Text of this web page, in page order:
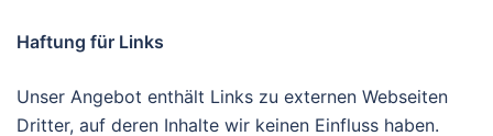
Haftung für Links
Unser Angebot enthält Links zu externen Webseiten
Dritter, auf deren Inhalte wir keinen Einfluss haben.